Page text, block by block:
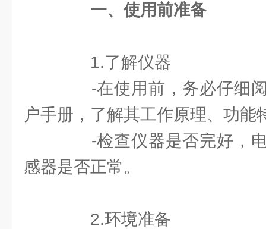
一、使用前准备
1.了解仪器
-在使用前，务必仔细阅
户手册，了解其工作原理、功能
-检查仪器是否完好，电
感器是否正常。
2.环境准备